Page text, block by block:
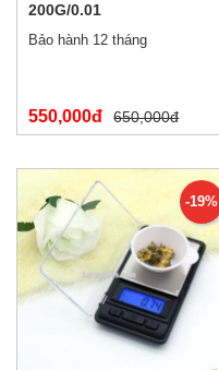
200G/0.01
Bảo hành 12 tháng
550,000đ 650,000đ
-19%